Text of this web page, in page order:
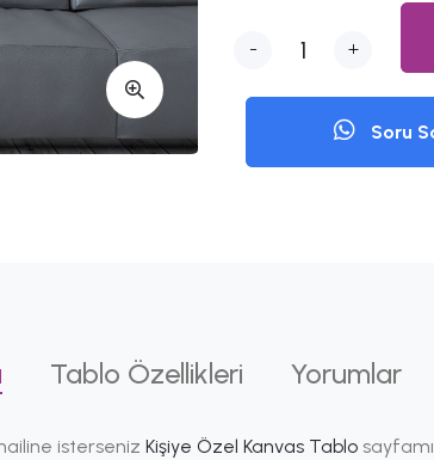
- +
Soru
Tablo Özellikleri Yorumlar
isterseniz Kişiye Özel Kanvas Tablo